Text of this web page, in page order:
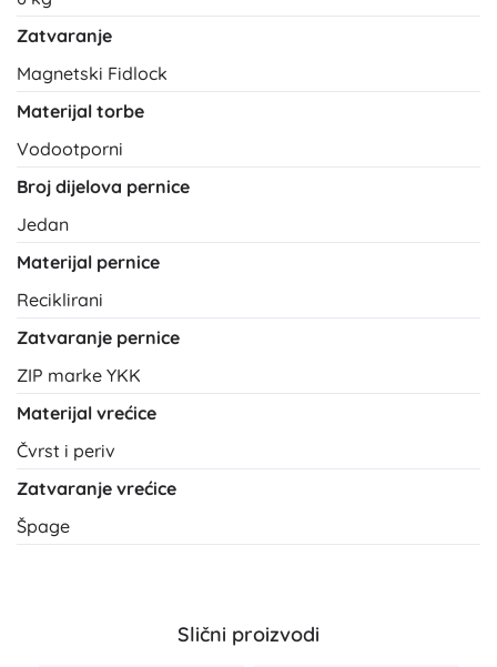
Zatvaranje
Magnetski Fidlock
Materijal torbe
Vodootporni
Broj dijelova pernice
Jedan
Materijal pernice
Reciklirani
Zatvaranje pernice
ZIP marke YKK
Materijal vrećice
Čvrst i periv
Zatvaranje vrećice
Špage
Slični proizvodi